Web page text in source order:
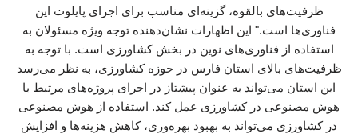
ظرفیت‌های بالقوه، گزینه‌ای مناسب برای اجرای پایلوت این
فناوری‌ها است." این اظهارات نشان‌دهنده توجه ویژه مسئولان به
استفاده از فناوری‌های نوین در بخش کشاورزی است. با توجه به
ظرفیت‌های بالای استان فارس در حوزه کشاورزی، به نظر می‌رسد
این استان می‌تواند به عنوان پیشتاز در اجرای پروژه‌های مرتبط با
هوش مصنوعی در کشاورزی عمل کند. استفاده از هوش مصنوعی
در کشاورزی می‌تواند به بهبود بهره‌وری، کاهش هزینه‌ها و افزایش